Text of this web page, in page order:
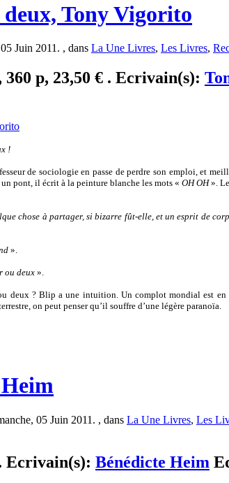
Tony Vigorito
Juin 2011. , dans La Une Livres, Les Livres,
p, 23,50 € . Ecrivain(s):
!
de sociologie en passe de perdre son emploi, et
pont, il écrit à la peinture blanche les mots « OH OH».
chose à partager, si bizarre fût-elle, et un esprit de
».
ou deux».
deux ? Blip a une intuition. Un complot mondial est
on peut penser qu’il souffre d’une légère paranoïa.
05 Juin 2011. , dans La Une Livres, Les
Ecrivain(s): Bénédicte Heim